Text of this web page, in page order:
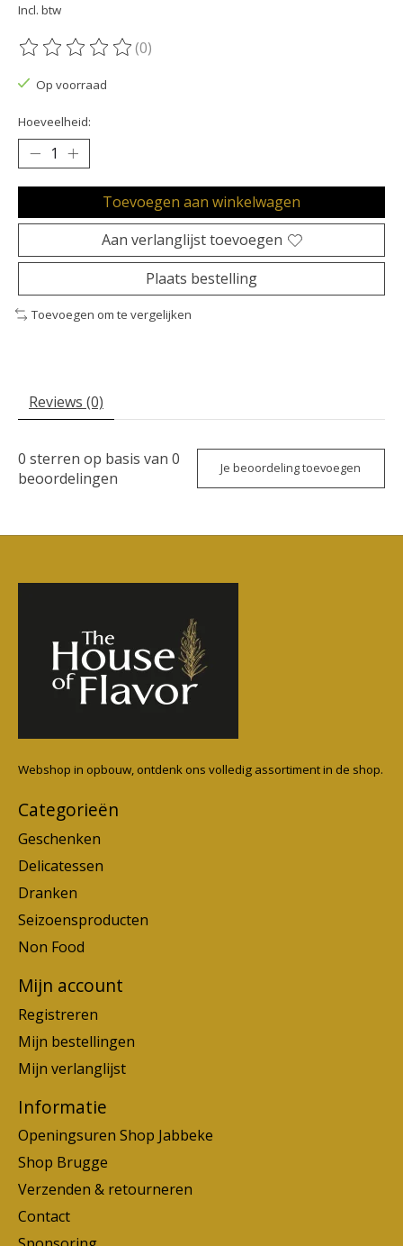
Incl. btw
De beoordeling van dit product is
(0)
Op voorraad
Hoeveelheid:
Toevoegen aan winkelwagen
Aan verlanglijst toevoegen
Plaats bestelling
Toevoegen om te vergelijken
Reviews (0)
0 sterren op basis van 0
beoordelingen
Je beoordeling toevoegen
Webshop in opbouw, ontdenk ons volledig assortiment in de shop.
Categorieën
Geschenken
Delicatessen
Dranken
Seizoensproducten
Non Food
Mijn account
Registreren
Mijn bestellingen
Mijn verlanglijst
Informatie
Openingsuren Shop Jabbeke
Shop Brugge
Verzenden & retourneren
Contact